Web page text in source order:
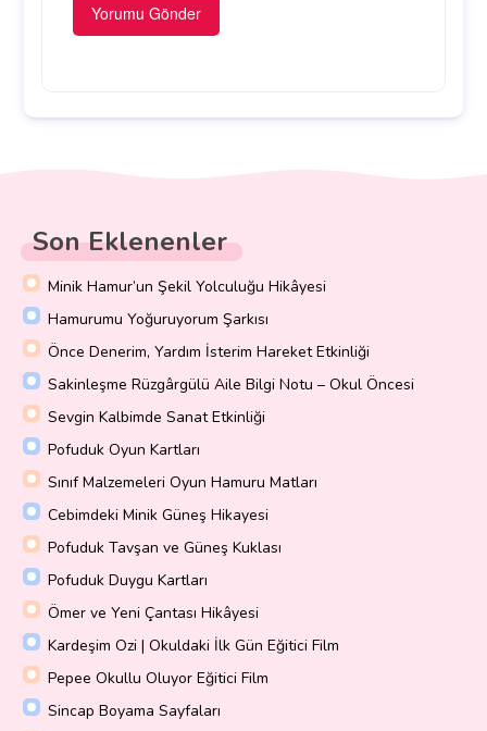
Son Eklenenler
Minik Hamur’un Şekil Yolculuğu Hikâyesi
Hamurumu Yoğuruyorum Şarkısı
Önce Denerim, Yardım İsterim Hareket Etkinliği
Sakinleşme Rüzgârgülü Aile Bilgi Notu – Okul Öncesi
Sevgin Kalbimde Sanat Etkinliği
Pofuduk Oyun Kartları
Sınıf Malzemeleri Oyun Hamuru Matları
Cebimdeki Minik Güneş Hikayesi
Pofuduk Tavşan ve Güneş Kuklası
Pofuduk Duygu Kartları
Ömer ve Yeni Çantası Hikâyesi
Kardeşim Ozi | Okuldaki İlk Gün Eğitici Film
Pepee Okullu Oluyor Eğitici Film
Sincap Boyama Sayfaları